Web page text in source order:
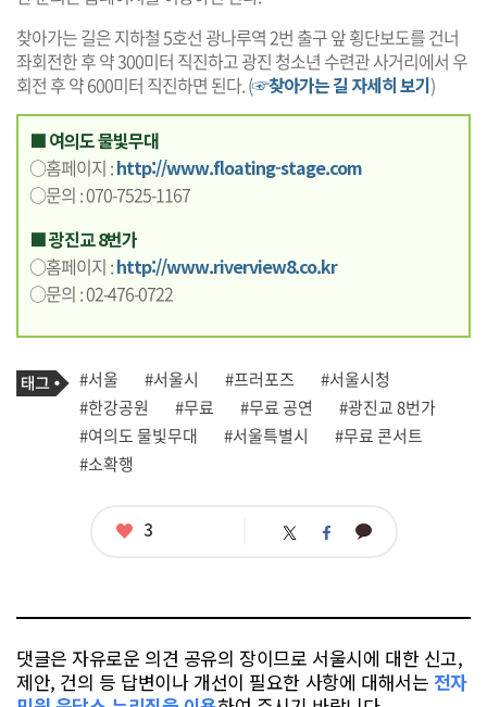
찾아가는 길은 지하철 5호선 광나루역 2번 출구 앞 횡단보도를 건너
좌회전한 후 약 300미터 직진하고 광진 청소년 수련관 사거리에서 우
회전 후 약 600미터 직진하면 된다. (☞찾아가는 길 자세히 보기)
■ 여의도 물빛무대
○홈페이지 :http://www.floating-stage.com
○문의 : 070-7525-1167
■ 광진교 8번가
○홈페이지 :http://www.riverview8.co.kr
○문의 : 02-476-0722
기
사
관
련
태
그
태
그
#서울 #서울시 #프러포즈
#서울시청
#한강공원
#무료 #무료 공연
#광진교 8번가
#여의도 물빛무대
#서울특별시
#무료 콘서트
#소확행
좋
3 트 페 카
댓글은 자유로운 의견 공유의 장이므로 서울시에 대한 신고,
제안, 건의 등 답변이나 개선이 필요한 사항에 대해서는 전자